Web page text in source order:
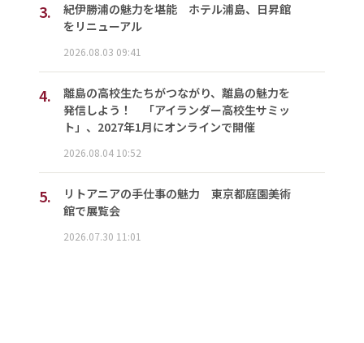
3.
紀伊勝浦の魅力を堪能 ホテル浦島、日昇館
をリニューアル
2026.08.03 09:41
4.
離島の高校生たちがつながり、離島の魅力を
発信しよう！ 「アイランダー高校生サミッ
ト」、2027年1月にオンラインで開催
2026.08.04 10:52
5.
リトアニアの手仕事の魅力 東京都庭園美術
館で展覧会
2026.07.30 11:01